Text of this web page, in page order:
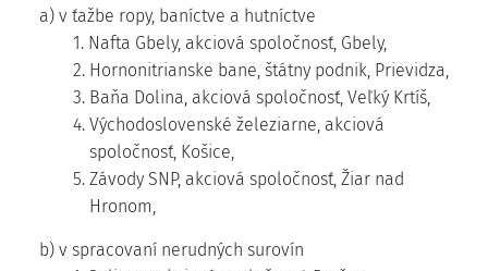
a) v ťažbe ropy, baníctve a hutníctve
1. Nafta Gbely, akciová spoločnosť, Gbely,
2. Hornonitrianske bane, štátny podnik, Prievidza,
3. Baňa Dolina, akciová spoločnosť, Veľký Krtíš,
4. Východoslovenské železiarne, akciová
spoločnosť, Košice,
5. Závody SNP, akciová spoločnosť, Žiar nad
Hronom,
b) v spracovaní nerudných surovín